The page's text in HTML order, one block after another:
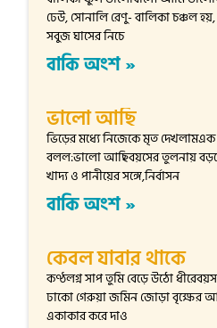
ঢেউ, সোনালি রেণু- বালিকা চঞ্চল
সবুজ ঘাসের নিচে
বাকি অংশ »
ভালো আছি
ভিড়ের মধ্যে নিজেকে মৃত
বলল:ভালো আছিবয়সের তুলনায়
খাদ্য ও পানীয়ের সঙ্গে,নির্বাসন
বাকি অংশ »
কেবল যাবার থাকে
কণ্ঠলগ্ন সাপ তুমি বেড়ে উঠো
ঢাকো গেরুয়া জমিন জোড়া বৃক্ষের
একাকার করে দাও